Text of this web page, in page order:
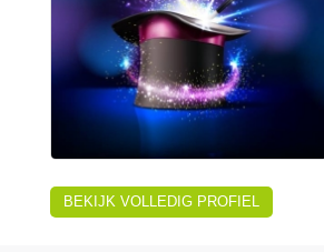
BEKIJK VOLLEDIG PROFIEL